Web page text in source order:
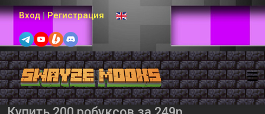
Вход | Регистрация Выберите язык